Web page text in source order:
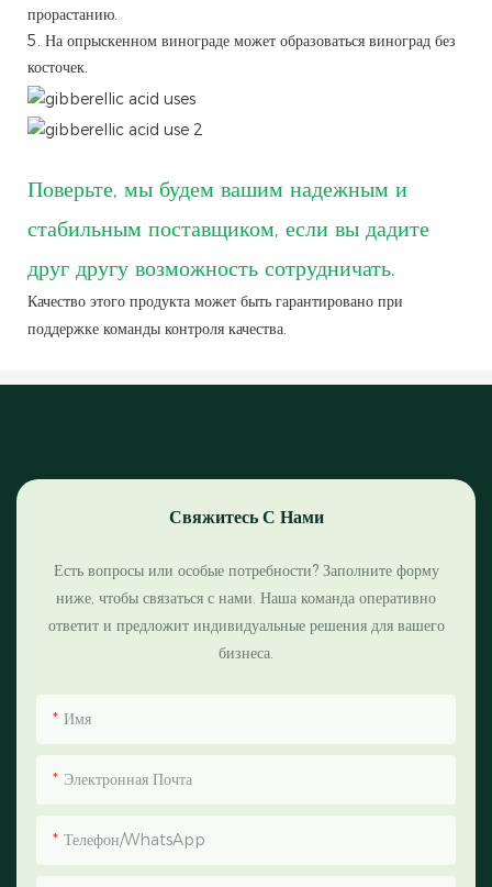
прорастанию.
5. На опрыскенном винограде может образоваться виноград без
косточек.
Поверьте, мы будем вашим надежным и
стабильным поставщиком, если вы дадите
друг другу возможность сотрудничать.
Качество этого продукта может быть гарантировано при
поддержке команды контроля качества.
Свяжитесь С Нами
Есть вопросы или особые потребности? Заполните форму
ниже, чтобы связаться с нами. Наша команда оперативно
ответит и предложит индивидуальные решения для вашего
бизнеса.
Имя
Электронная Почта
Телефон/WhatsApp